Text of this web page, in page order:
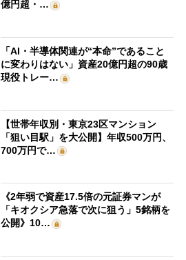
億円超・…
「AI・半導体関連が“本命”であること
に変わりはない」資産20億円超の90歳
現役トレー…
【世帯年収別・東京23区マンション
「狙い目駅」を大公開】年収500万円、
700万円で…
《2年弱で資産17.5倍の元証券マンが
「キオクシア急落で次に狙う」5銘柄を
公開》10…